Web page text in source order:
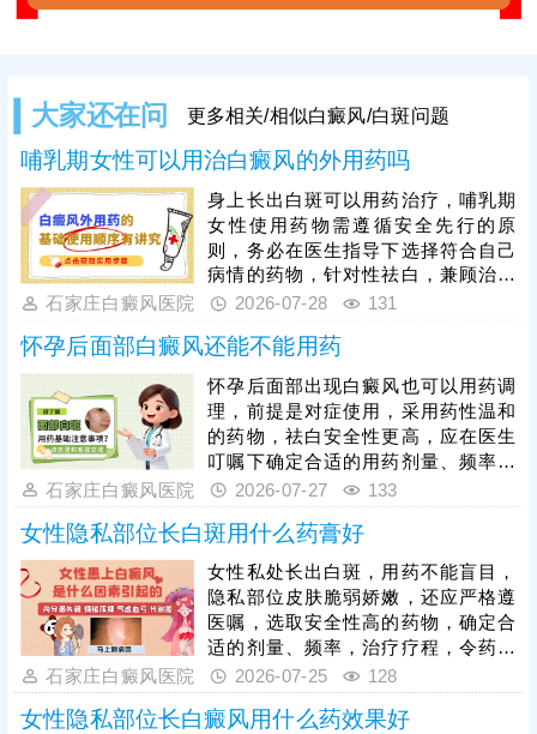
大家还在问 更多相关/相似白癜风/白斑问题
哺乳期女性可以用治白癜风的外用药吗
身上长出白斑可以用药治疗，哺乳期
女性使用药物需遵循安全先行的原
则，务必在医生指导下选择符合自己
病情的药物，针对性祛白，兼顾治疗
安全性和有效性。此外，患者可以考
更安全，无毒副作用，帮助病情更快
恢复。期间重视护理，避免不良因素
刺激，养成健康生活习惯，有助于病
情稳步恢复。
石家庄白癜风医院 2026-07-28 131
怀孕后面部白癜风还能不能用药
怀孕后面部出现白癜风也可以用药调
理，前提是对症使用，采用药性温和
的药物，祛白安全性更高，应在医生
叮嘱下确定合适的用药剂量、频率、
疗程，使治疗稳步生效。其次，怀孕
国进口308激光，治疗无痛无创，无
毒副作用，突破了照光人群和部位限
制，起效快。另外，面部有白斑，不
要使用含有刺激性化学物质的洗护用
品，不吃辛辣刺激性食物，避免情绪
紧张压抑等，辅助病情好转。
石家庄白癜风医院 2026-07-27 133
女性隐私部位长白斑用什么药膏好
女性私处长出白斑，用药不能盲目，
隐私部位皮肤脆弱娇嫩，还应严格遵
医嘱，选取安全性高的药物，确定合
适的剂量、频率，治疗疗程，令药物
治疗充分生效。另外，对于隐私部位
白斑而言，可以照射美国进口308准
分子激光，无痛无创，单一光波照
石家庄白癜风医院 2026-07-25 128
女性隐私部位长白癜风用什么药效果好